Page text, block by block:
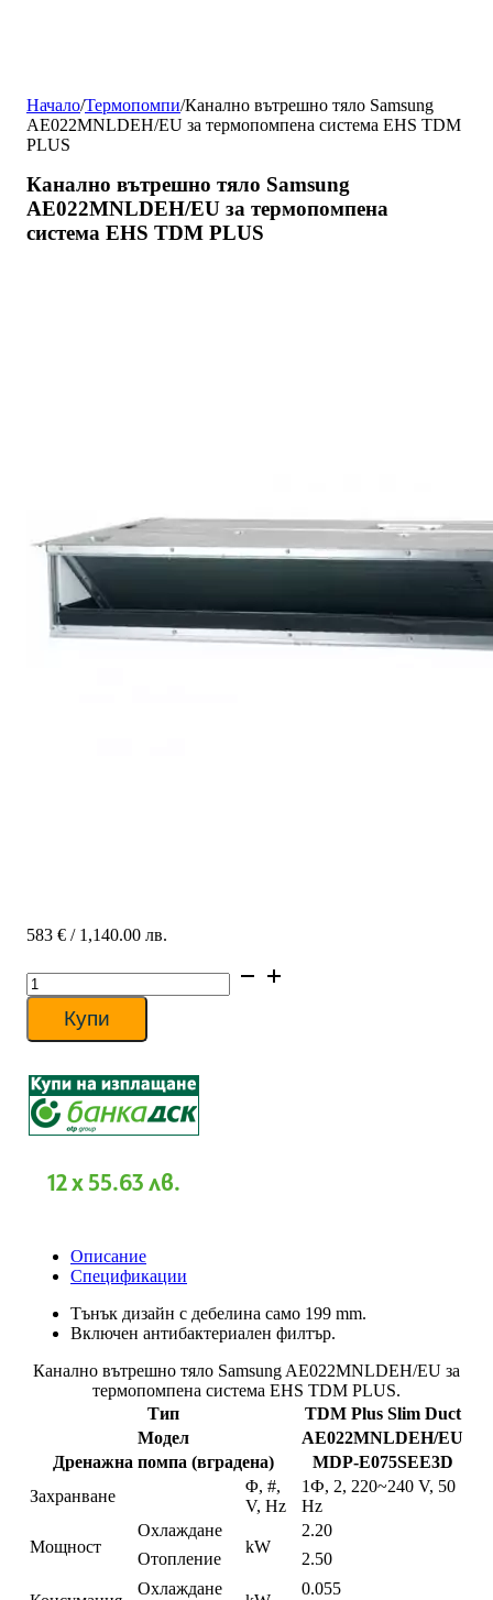
Начало/Термопомпи/Канално вътрешно тяло Samsung
AE022MNLDEH/EU за термопомпена система EHS TDM
PLUS
Канално вътрешно тяло Samsung
AE022MNLDEH/EU за термопомпена
система EHS TDM PLUS
583 € / 1,140.00 лв.
количество
за
Канално
вътрешно
AE022MNLDEH/EU
за
термопомпена
TDM
Купи
12 x 55.63 лв.
Описание
Спецификации
Тънък дизайн с дебелина само 199 mm.
Включен антибактериален филтър.
Канално вътрешно тяло Samsung AE022MNLDEH/EU за
термопомпена система EHS TDM PLUS.
Тип
TDM Plus Slim Duct
Модел
AE022MNLDEH/EU
Дренажна помпа (вградена)
MDP-E075SEE3D
Захранване
Φ, #,
V, Hz
1Ф, 2, 220~240 V, 50
Hz
Мощност
Охлаждане
kW
2.20
Отопление
2.50
Охлаждане 0.055